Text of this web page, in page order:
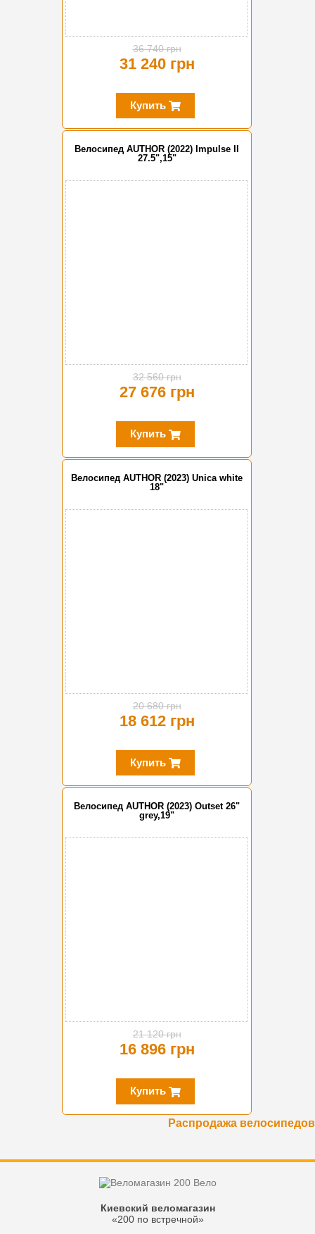
36 740 грн
31 240 грн
Купить
Велосипед AUTHOR (2022) Impulse II
27.5",15"
32 560 грн
27 676 грн
Купить
Велосипед AUTHOR (2023) Unica white
18"
20 680 грн
18 612 грн
Купить
Велосипед AUTHOR (2023) Outset 26"
grey,19"
21 120 грн
16 896 грн
Купить
Распродажа велосипедов
Киевский веломагазин
«200 по встречной»